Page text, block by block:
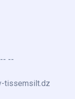
--
tissemsilt.dz